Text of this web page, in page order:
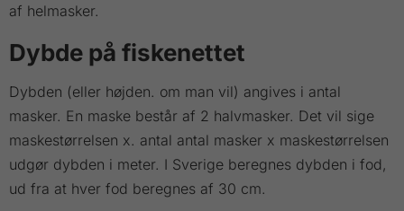
af helmasker.
Dybde på fiskenettet
Dybden (eller højden. om man vil) angives i antal
masker. En maske består af 2 halvmasker. Det vil sige
maskestørrelsen x. antal antal masker x maskestørrelsen
udgør dybden i meter. I Sverige beregnes dybden i fod,
ud fra at hver fod beregnes af 30 cm.